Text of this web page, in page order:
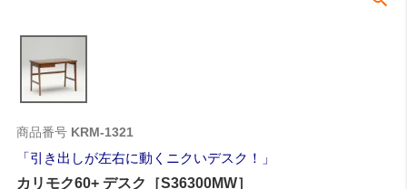
商品番号 KRM-1321
引き出しが左右に動くニクいデスク！
カリモク60+ デスク［S36300MW］